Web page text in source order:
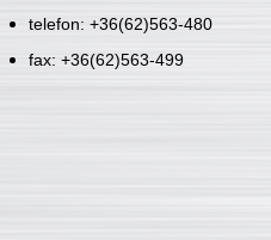
telefon: +36(62)563-480
fax: +36(62)563-499